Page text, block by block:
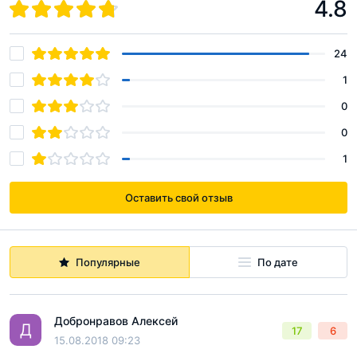
Разрешение на ввод в эксплуатацию ЖК Парк Легенд
корпус 7.1, 7.2
pdf, 1.4Мб
Разрешение на ввод объектов в эксплуатацию. Парк
Легенд Корп. 1-6
Оставить свой отзыв
Популярные По дате
Д Добронравов Алексей
15.08.2018 09:23
17 6
4.8
24
1
0
0
1